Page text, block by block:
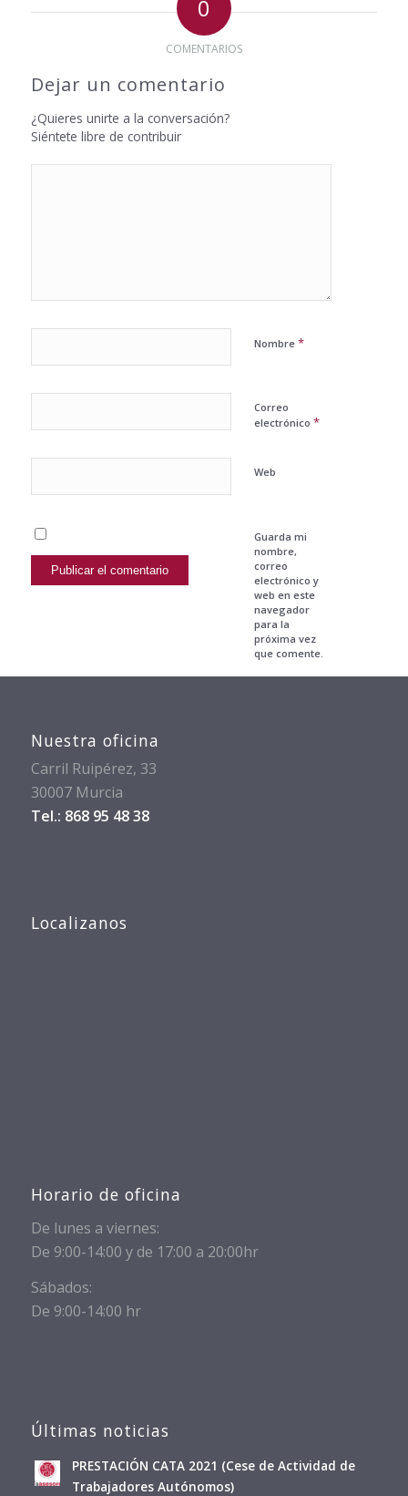
0
COMENTARIOS
Dejar un comentario
¿Quieres unirte a la conversación?
Siéntete libre de contribuir
Nombre *
Correo
electrónico *
Web
Guarda mi
nombre,
correo
electrónico y
web en este
navegador
para la
próxima vez
que comente.
Nuestra oficina
Carril Ruipérez, 33
30007 Murcia
Tel.: 868 95 48 38
Localizanos
Horario de oficina
De lunes a viernes:
De 9:00-14:00 y de 17:00 a 20:00hr
Sábados:
De 9:00-14:00 hr
Últimas noticias
PRESTACIÓN CATA 2021 (Cese de Actividad de
Trabajadores Autónomos)